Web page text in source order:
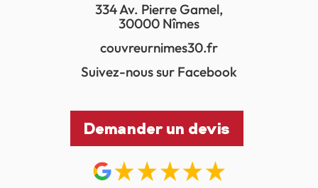
334 Av. Pierre Gamel,
30000 Nîmes
couvreurnimes30.fr
Suivez-nous sur Facebook
Demander un devis